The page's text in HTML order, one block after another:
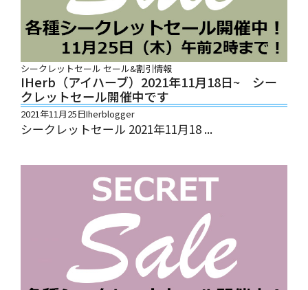
シークレットセール セール&割引情報
IHerb（アイハーブ）2021年11月18日~ シー
クレットセール開催中です
2021年11月25日Iherblogger
シークレットセール 2021年11月18 ...